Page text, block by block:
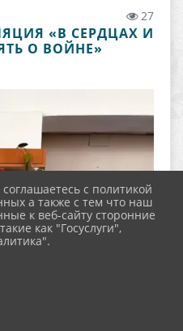
27
«В СЕРДЦАХ И
О ВОЙНЕ»
с политикой
а также с тем что наш
к веб-сайту сторонние
как "Госуслуги",